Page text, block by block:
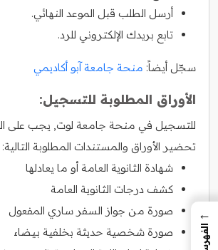
أرسل الطلب قبل الموعد النهائي.
تابع بريدك الإلكتروني للرد.
سجّل أيضاً: منحة جامعة آبو أكاديمي
الأوراق المطلوبة للتسجيل:
للتسجيل في منحة جامعة لوت, يجب على
تحضير الأوراق والمستندات المطلوبة التالية:
شهادة الثانوية العامة أو ما يعادلها
كشف درجات الثانوية العامة
صورة من جواز السفر ساري المفعول
صورة شخصية حديثة بخلفية بيضاء
←
الفهرس